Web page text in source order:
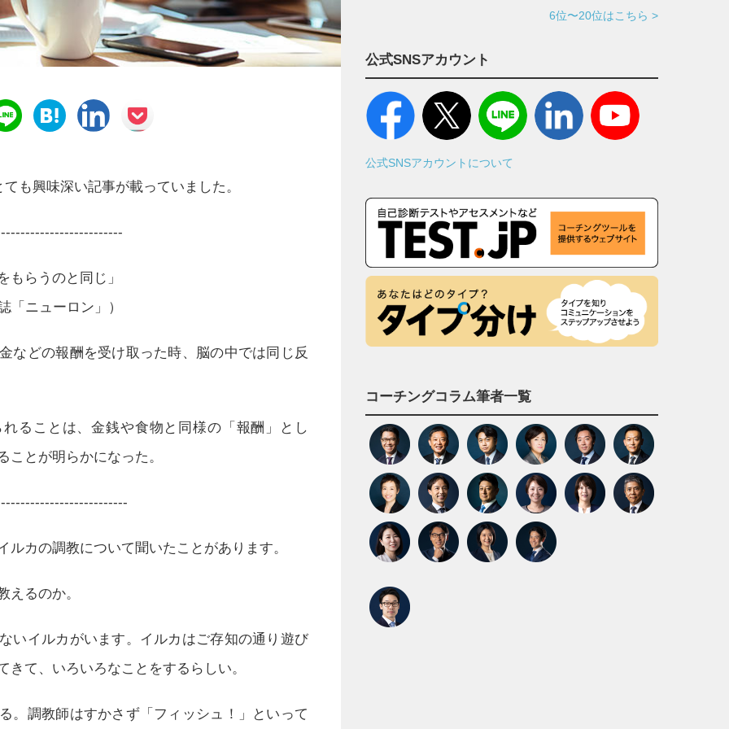
も興味深い記事が載っていました。
もらうのと同じ」
「ニューロン」）
などの報酬を受け取った時、脳の中では同じ反
ることは、金銭や食物と同様の「報酬」とし
ことが明らかになった。
ルカの調教について聞いたことがあります。
えるのか。
いイルカがいます。イルカはご存知の通り遊び
きて、いろいろなことをするらしい。
。調教師はすかさず「フィッシュ！」といって
6位〜20位はこちら >
公式SNSアカウント
公式SNSアカウントについて
コーチングコラム筆者一覧